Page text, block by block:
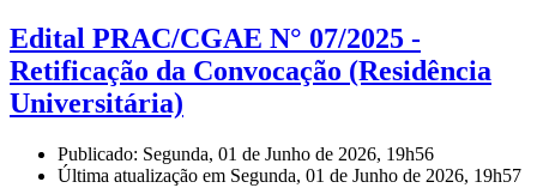
Edital PRAC/CGAE N° 07/2025 -
Retificação da Convocação (Residência
Universitária)
Publicado: Segunda, 01 de Junho de 2026, 19h56
Última atualização em Segunda, 01 de Junho de 2026, 19h57